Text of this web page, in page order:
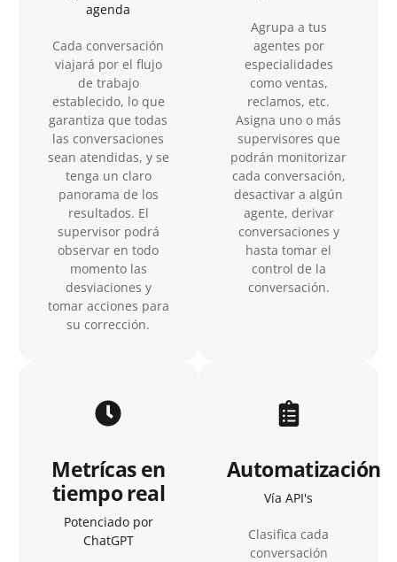
agenda
Cada conversación
viajará por el flujo
de trabajo
establecido, lo que
garantiza que todas
las conversaciones
sean atendidas, y se
tenga un claro
panorama de los
resultados. El
supervisor podrá
observar en todo
momento las
desviaciones y
tomar acciones para
su corrección.
Agrupa a tus
agentes por
especialidades
como ventas,
reclamos, etc.
Asigna uno o más
supervisores que
podrán monitorizar
cada conversación,
desactivar a algún
agente, derivar
conversaciones y
hasta tomar el
control de la
conversación.
Metrícas en
tiempo real
Potenciado por
ChatGPT
Automatización
Vía API's
Clasifica cada
conversación